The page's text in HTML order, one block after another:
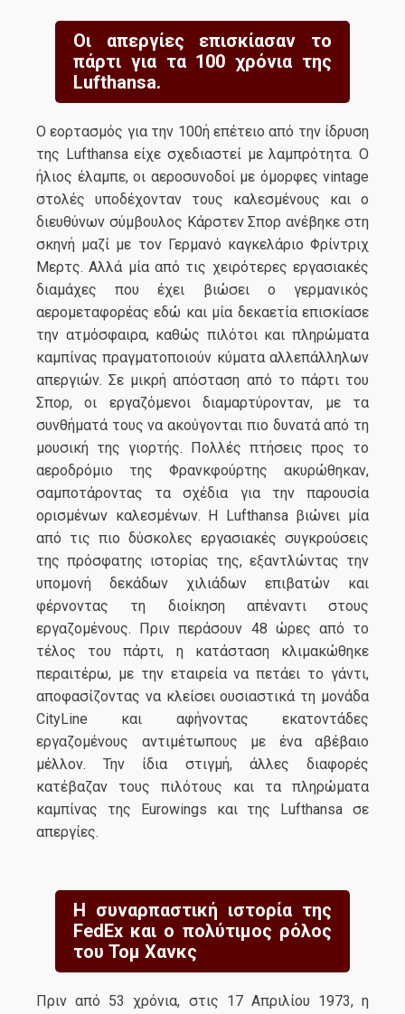
Οι απεργίες επισκίασαν το
πάρτι για τα 100 χρόνια της
Lufthansa.
Ο εορτασμός για την 100ή επέτειο από την ίδρυση
της Lufthansa είχε σχεδιαστεί με λαμπρότητα. Ο
ήλιος έλαμπε, οι αεροσυνοδοί με όμορφες vintage
στολές υποδέχονταν τους καλεσμένους και ο
διευθύνων σύμβουλος Κάρστεν Σπορ ανέβηκε στη
σκηνή μαζί με τον Γερμανό καγκελάριο Φρίντριχ
Μερτς. Αλλά μία από τις χειρότερες εργασιακές
διαμάχες που έχει βιώσει ο γερμανικός
αερομεταφορέας εδώ και μία δεκαετία επισκίασε
την ατμόσφαιρα, καθώς πιλότοι και πληρώματα
καμπίνας πραγματοποιούν κύματα αλλεπάλληλων
απεργιών. Σε μικρή απόσταση από το πάρτι του
Σπορ, οι εργαζόμενοι διαμαρτύρονταν, με τα
συνθήματά τους να ακούγονται πιο δυνατά από τη
μουσική της γιορτής. Πολλές πτήσεις προς το
αεροδρόμιο της Φρανκφούρτης ακυρώθηκαν,
σαμποτάροντας τα σχέδια για την παρουσία
ορισμένων καλεσμένων. Η Lufthansa βιώνει μία
από τις πιο δύσκολες εργασιακές συγκρούσεις
της πρόσφατης ιστορίας της, εξαντλώντας την
υπομονή δεκάδων χιλιάδων επιβατών και
φέρνοντας τη διοίκηση απέναντι στους
εργαζομένους. Πριν περάσουν 48 ώρες από το
τέλος του πάρτι, η κατάσταση κλιμακώθηκε
περαιτέρω, με την εταιρεία να πετάει το γάντι,
αποφασίζοντας να κλείσει ουσιαστικά τη μονάδα
CityLine και αφήνοντας εκατοντάδες
εργαζομένους αντιμέτωπους με ένα αβέβαιο
μέλλον. Την ίδια στιγμή, άλλες διαφορές
κατέβαζαν τους πιλότους και τα πληρώματα
καμπίνας της Eurowings και της Lufthansa σε
απεργίες.
Η συναρπαστική ιστορία της
FedEx και ο πολύτιμος ρόλος
του Τομ Χανκς
Πριν από 53 χρόνια, στις 17 Απριλίου 1973, η